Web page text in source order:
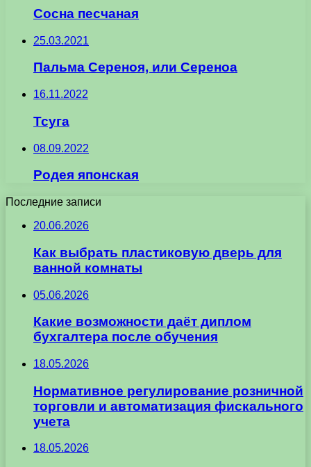
Сосна песчаная
25.03.2021
Пальма Сереноя, или Сереноа
16.11.2022
Тсуга
08.09.2022
Родея японская
Последние записи
20.06.2026
Как выбрать пластиковую дверь для
ванной комнаты
05.06.2026
Какие возможности даёт диплом
бухгалтера после обучения
18.05.2026
Нормативное регулирование розничной
торговли и автоматизация фискального
учета
18.05.2026